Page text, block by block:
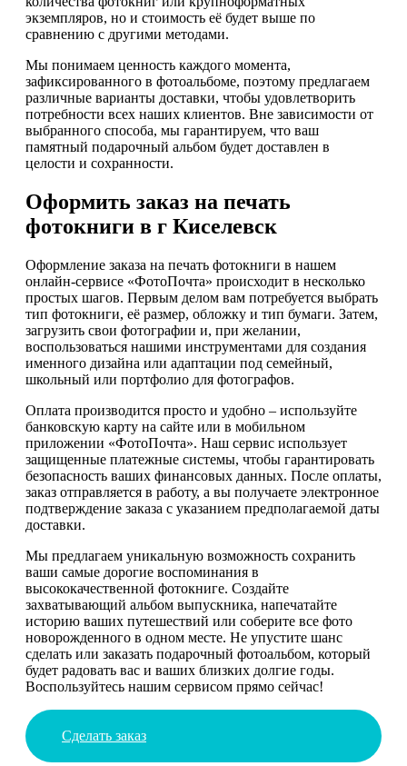
экземпляров, но и стоимость её будет выше по
сравнению с другими методами.
Мы понимаем ценность каждого момента,
зафиксированного в фотоальбоме, поэтому предлагаем
различные варианты доставки, чтобы удовлетворить
потребности всех наших клиентов. Вне зависимости от
выбранного способа, мы гарантируем, что ваш
памятный подарочный альбом будет доставлен в
целости и сохранности.
Оформить заказ на печать
фотокниги в г Киселевск
Оформление заказа на печать фотокниги в нашем
онлайн-сервисе «ФотоПочта» происходит в несколько
простых шагов. Первым делом вам потребуется выбрать
тип фотокниги, её размер, обложку и тип бумаги. Затем,
загрузить свои фотографии и, при желании,
воспользоваться нашими инструментами для создания
именного дизайна или адаптации под семейный,
школьный или портфолио для фотографов.
Оплата производится просто и удобно – используйте
банковскую карту на сайте или в мобильном
приложении «ФотоПочта». Наш сервис использует
защищенные платежные системы, чтобы гарантировать
безопасность ваших финансовых данных. После оплаты,
заказ отправляется в работу, а вы получаете электронное
подтверждение заказа с указанием предполагаемой даты
доставки.
Мы предлагаем уникальную возможность сохранить
ваши самые дорогие воспоминания в
высококачественной фотокниге. Создайте
захватывающий альбом выпускника, напечатайте
историю ваших путешествий или соберите все фото
новорожденного в одном месте. Не упустите шанс
сделать или заказать подарочный фотоальбом, который
будет радовать вас и ваших близких долгие годы.
Воспользуйтесь нашим сервисом прямо сейчас!
Сделать заказ